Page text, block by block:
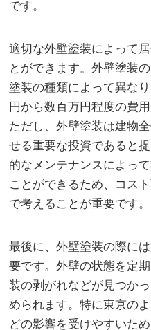
です。
適切な外壁塗装によって
とができます。外壁塗装
塗装の種類によって異な
円から数百万円程度の費
ただし、外壁塗装は建物
せる重要な投資であると
的なメンテナンスによっ
ことができるため、コス
で考えることが重要です。
最後に、外壁塗装の際に
要です。外壁の状態を定
装の剥がれなどが見つか
められます。特に東京の
どの影響を受けやすいた